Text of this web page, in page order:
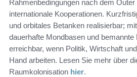
Rahmenbedingungen nach dem
internationale Kooperationen.
und orbitales Betanken realisierbar;
dauerhafte Mondbasen und
erreichbar, wenn Politik, Wirtschaft
Hand arbeiten. Lesen Sie mehr über
Raumkolonisation hier.